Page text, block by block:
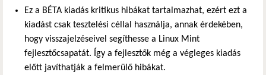
Ez a BÉTA kiadás kritikus hibákat tartalmazhat, ezért ezt a
kiadást csak tesztelési céllal használja, annak érdekében,
hogy visszajelzéseivel segíthesse a Linux Mint
fejlesztőcsapatát. Így a fejlesztők még a végleges kiadás
előtt javíthatják a felmerülő hibákat.